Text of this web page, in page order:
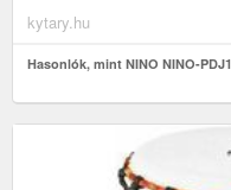
kytary.hu
Hasonlók, mint NINO NINO-